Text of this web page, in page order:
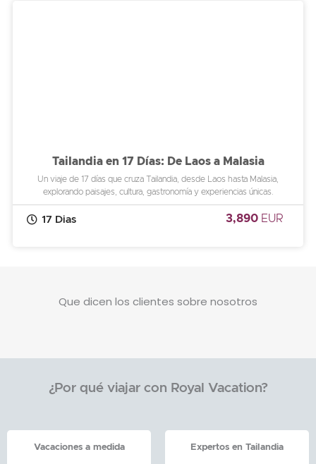
Tailandia en 17 Días: De Laos a Malasia
Un viaje de 17 días que cruza Tailandia, desde Laos hasta Malasia,
explorando paisajes, cultura, gastronomía y experiencias únicas.
17 Dias 3,890 EUR
Que dicen los clientes sobre nosotros
¿Por qué viajar con Royal Vacation?
Vacaciones a medida Expertos en Tailandia